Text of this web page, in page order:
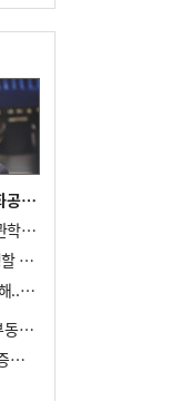
이 대통령, "메아리 없는 함성 같지만 평화공존책 계속해야"
이 대통령 "육사가 쿠데타 3번 벌여…사관학교 통합 신속히 추진"
李 “형소법 개정 논란 있으나 입법권 부정할 만큼은 아냐”(종합)
이 대통령 "의견 다르다고 거부권 사용못해.. 입법권 부정할 상황이라 보기 어려워"
부정평가 첫 50% 넘어선 李, 귀국 직후 부동산·증시 점검(종합)
이 대통령 지지율 45.9% 취임 후 최저…증시 폭락·연임 개헌 논란 영향